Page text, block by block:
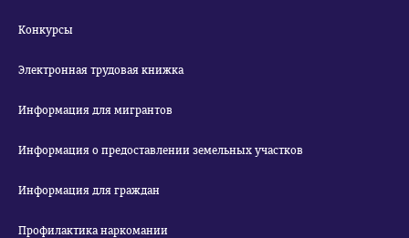
Конкурсы
Электронная трудовая книжка
Информация для мигрантов
Информация о предоставлении земельных участков
Информация для граждан
Профилактика наркомании